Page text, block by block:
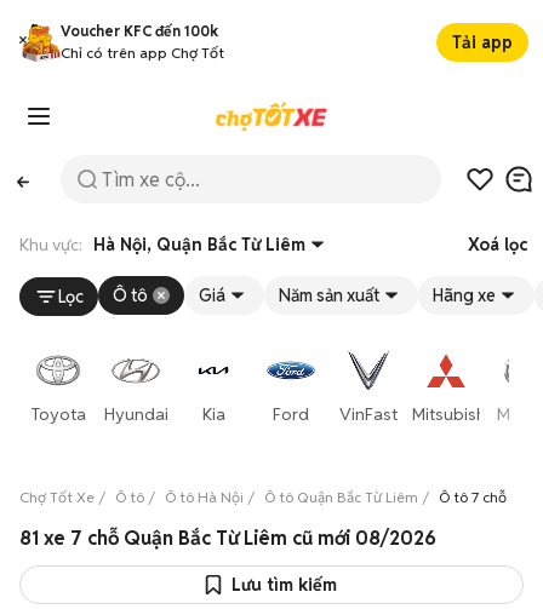
Voucher KFC đến 100k
Chỉ có trên app Chợ Tốt
Tải app
Khu vực: Hà Nội, Quận Bắc Từ Liêm Xoá lọc
Lọc Ô tô Giá Năm sản xuất Hãng xe
Toyota Hyundai Kia Ford VinFast Mitsubishi
Chợ Tốt Xe Ô tô Ô tô Hà Nội Ô tô Quận Bắc Từ Liêm Ô tô 7 chỗ
81 xe 7 chỗ Quận Bắc Từ Liêm cũ mới 08/2026
Lưu tìm kiếm